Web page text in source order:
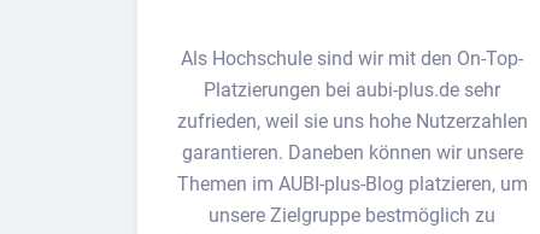
Als Hochschule sind wir mit den On-Top-
Platzierungen bei aubi-plus.de sehr
zufrieden, weil sie uns hohe Nutzerzahlen
garantieren. Daneben können wir unsere
Themen im AUBI-plus-Blog platzieren, um
unsere Zielgruppe bestmöglich zu